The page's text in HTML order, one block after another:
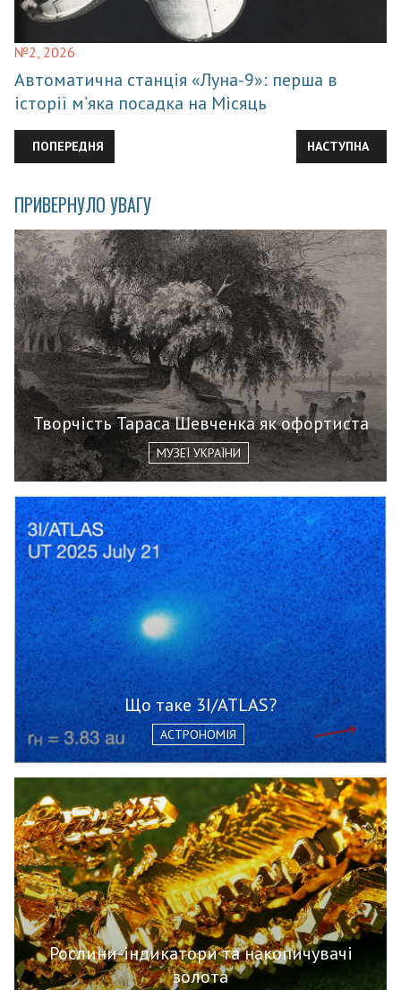
№2, 2026
Автоматична станція «Луна-9»: перша в
історії м’яка посадка на Місяць
ПОПЕРЕДНЯ СТАТТЯ: ВЧЕНИЙ НА ТРОНІ
ПОПЕРЕДНЯ НАСТУПНА
НАСТУПНА
ПРИВЕРНУЛО УВАГУ
Творчість Тараса Шевченка як офортиста
МУЗЕЇ УКРАЇНИ
Що таке 3I/ATLAS?
АСТРОНОМІЯ
Рослини-індикатори та накопичувачі
золота